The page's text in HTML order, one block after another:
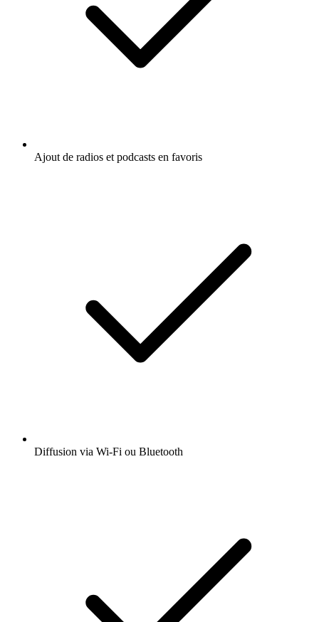
Ajout de radios et podcasts en favoris
Diffusion via Wi-Fi ou Bluetooth